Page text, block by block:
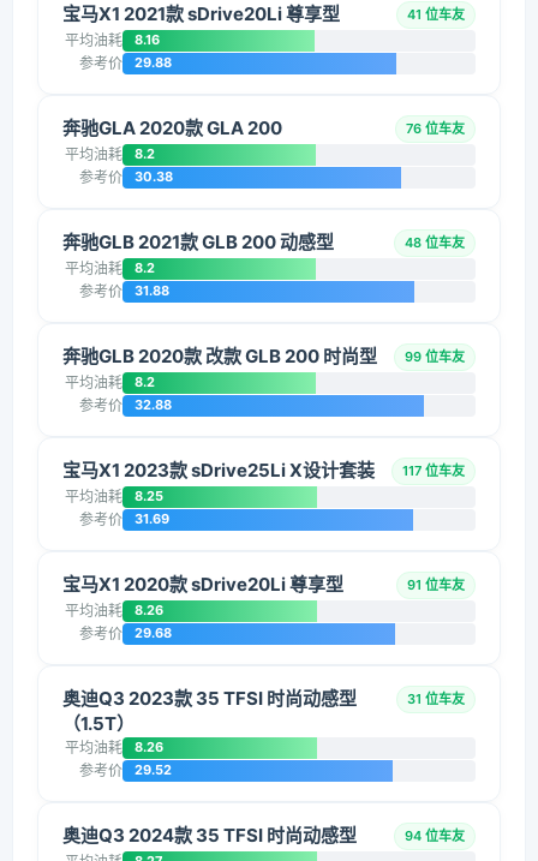
宝马X1 2021款 sDrive20Li 尊享型 41 位车友
平均油耗 8.16
参考价 29.88
奔驰GLA 2020款 GLA 200 76 位车友
平均油耗 8.2
参考价 30.38
奔驰GLB 2021款 GLB 200 动感型 48 位车友
平均油耗 8.2
参考价 31.88
奔驰GLB 2020款 改款 GLB 200 时尚型 99 位车友
平均油耗 8.2
参考价 32.88
宝马X1 2023款 sDrive25Li X设计套装 117 位车友
平均油耗 8.25
参考价 31.69
宝马X1 2020款 sDrive20Li 尊享型 91 位车友
平均油耗 8.26
参考价 29.68
奥迪Q3 2023款 35 TFSI 时尚动感型
（1.5T）
31 位车友
平均油耗 8.26
参考价 29.52
奥迪Q3 2024款 35 TFSI 时尚动感型 94 位车友